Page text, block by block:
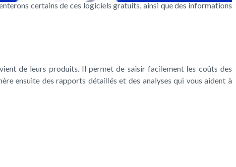
certains de ces logiciels gratuits, ainsi que des informations
de leurs produits. Il permet de saisir facilement les coûts des
ensuite des rapports détaillés et des analyses qui vous aident à